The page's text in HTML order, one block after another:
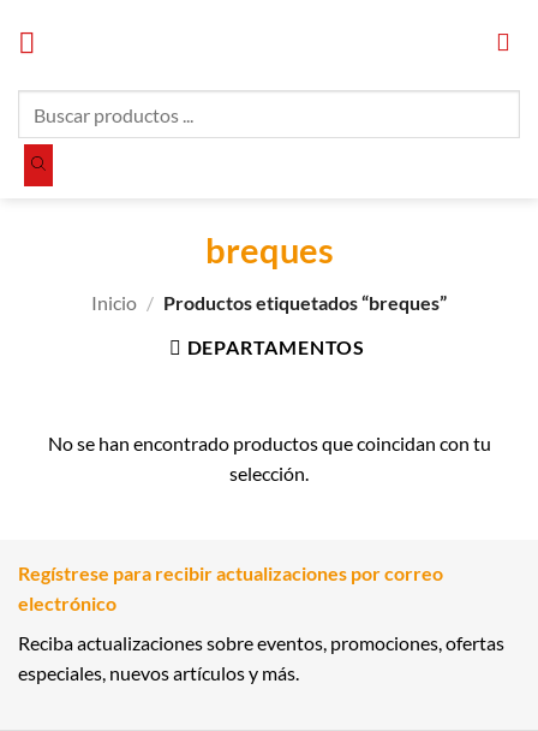
productos
breques
Inicio / Productos etiquetados “breques”
DEPARTAMENTOS
No se han encontrado productos que coincidan con tu
selección.
Regístrese para recibir actualizaciones por correo
electrónico
Reciba actualizaciones sobre eventos, promociones, ofertas
especiales, nuevos artículos y más.